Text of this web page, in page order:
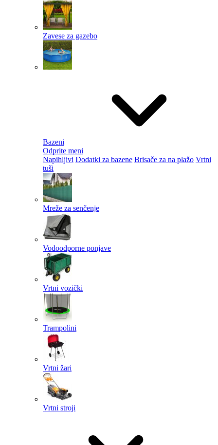
Zavese za gazebo
Bazeni
Odprite meni
Napihljivi Dodatki za bazene Brisače za na plažo Vrtni
tuši
Mreže za senčenje
Vodoodporne ponjave
Vrtni vozički
Trampolini
Vrtni žari
Vrtni stroji